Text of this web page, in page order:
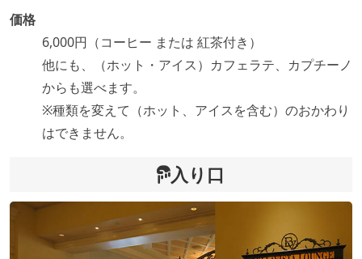
価格
6,000円（コーヒー または 紅茶付き）
他にも、（ホット・アイス）カフェラテ、カプチーノ
からも選べます。
※種類を変えて（ホット、アイスを含む）のおかわり
はできません。
入り口